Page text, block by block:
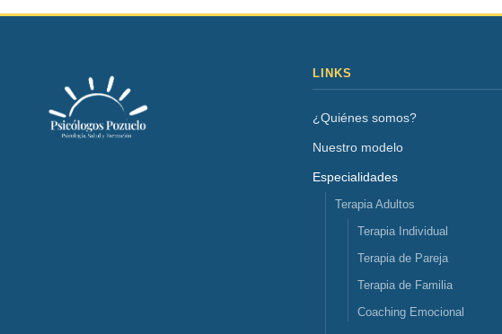
LINKS
¿Quiénes somos?
Nuestro modelo
Especialidades
Terapia Adultos
Terapia Individual
Terapia de Pareja
Terapia de Familia
Coaching Emocional